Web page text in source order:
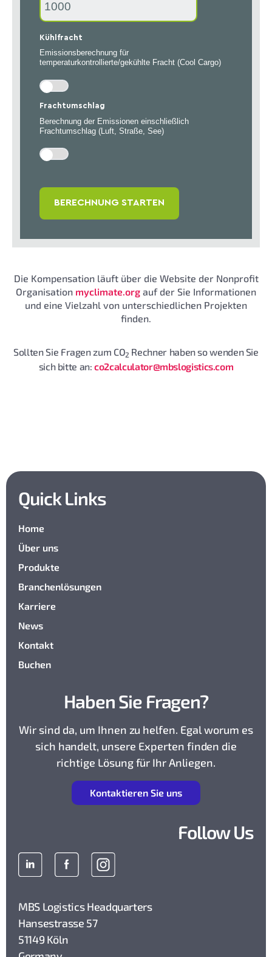
Kühlfracht
Emissionsberechnung für
temperaturkontrollierte/gekühlte Fracht (Cool Cargo)
Frachtumschlag
Berechnung der Emissionen einschließlich
Frachtumschlag (Luft, Straße, See)
BERECHNUNG STARTEN
Die Kompensation läuft über die Website der Nonprofit
Organisation myclimate.org auf der Sie Informationen
und eine Vielzahl von unterschiedlichen Projekten
finden.
Sollten Sie Fragen zum CO2 Rechner haben so wenden Sie
sich bitte an:co2calculator@mbslogistics.com
Quick Links
Home
Über uns
Produkte
Branchenlösungen
Karriere
News
Kontakt
Buchen
Haben Sie Fragen?
Wir sind da, um Ihnen zu helfen. Egal worum es
sich handelt, unsere Experten finden die
richtige Lösung für Ihr Anliegen.
Kontaktieren Sie uns
Follow Us
MBS Logistics Headquarters
Hansestrasse 57
51149 Köln